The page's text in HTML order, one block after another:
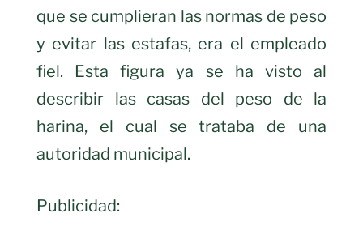
que se cumplieran las normas de peso
y evitar las estafas, era el empleado
fiel. Esta figura ya se ha visto al
describir las casas del peso de la
harina, el cual se trataba de una
autoridad municipal.
Publicidad: